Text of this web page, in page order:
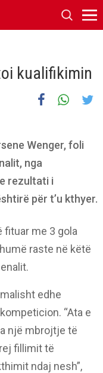
kualifikimin
Wenger, foli
nga
rezultati i
për t’u kthyer.
fituar me 3 gola
raste në këtë
edhe
“Ata e
një mbrojtje të
fillimit të
ndaj nesh”,